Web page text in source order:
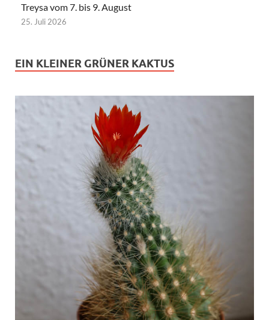
Treysa vom 7. bis 9. August
25. Juli 2026
EIN KLEINER GRÜNER KAKTUS